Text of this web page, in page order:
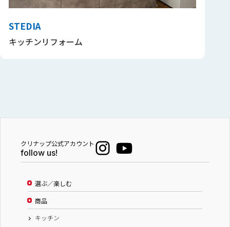
STEDIA
キッチンリフォーム
クリナップ公式アカウント
follow us!
選ぶ／楽しむ
商品
キッチン